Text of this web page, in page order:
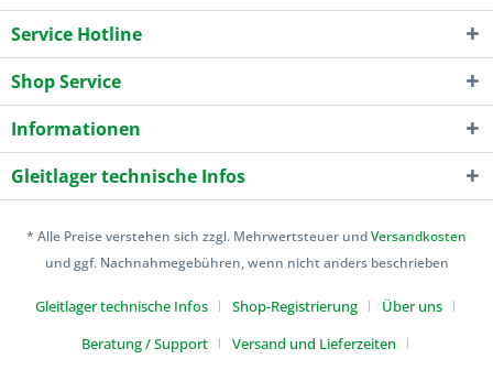
Service Hotline
Shop Service
Informationen
Gleitlager technische Infos
* Alle Preise verstehen sich zzgl. Mehrwertsteuer undVersandkosten
und ggf. Nachnahmegebühren, wenn nicht anders beschrieben
Gleitlager technische Infos Shop-Registrierung
Über uns
Beratung / Support
Versand und Lieferzeiten